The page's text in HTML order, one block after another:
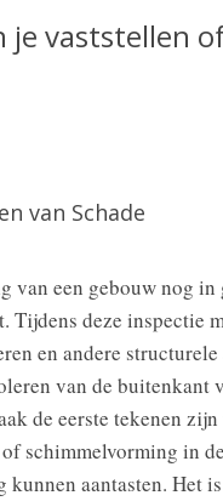
je vaststellen
van Schade
van een gebouw nog in
Tijdens deze inspectie
en andere
van de buitenkant
de eerste tekenen
schimmelvorming in
aantasten. Het